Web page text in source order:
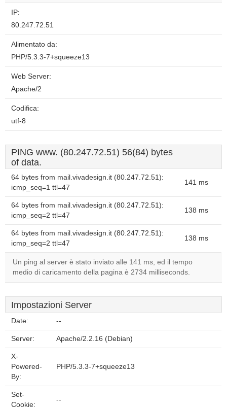
IP:
80.247.72.51
Alimentato da:
PHP/5.3.3-7+squeeze13
Web Server:
Apache/2
Codifica:
utf-8
PING www. (80.247.72.51) 56(84) bytes
of data.
64 bytes from mail.vivadesign.it (80.247.72.51):
icmp_seq=1 ttl=47
141 ms
64 bytes from mail.vivadesign.it (80.247.72.51):
icmp_seq=2 ttl=47
138 ms
64 bytes from mail.vivadesign.it (80.247.72.51):
icmp_seq=2 ttl=47
138 ms
Un ping al server è stato inviato alle 141 ms, ed il tempo
medio di caricamento della pagina è 2734 milliseconds.
Impostazioni Server
Date: --
Server: Apache/2.2.16 (Debian)
X-
Powered-
By:
PHP/5.3.3-7+squeeze13
Set-
Cookie:
--